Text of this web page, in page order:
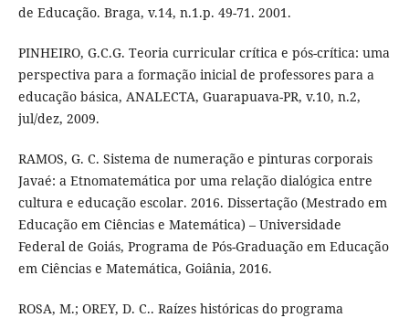
de Educação. Braga, v.14, n.1.p. 49-71. 2001.
PINHEIRO, G.C.G. Teoria curricular crítica e pós-crítica: uma
perspectiva para a formação inicial de professores para a
educação básica, ANALECTA, Guarapuava-PR, v.10, n.2,
jul/dez, 2009.
RAMOS, G. C. Sistema de numeração e pinturas corporais
Javaé: a Etnomatemática por uma relação dialógica entre
cultura e educação escolar. 2016. Dissertação (Mestrado em
Educação em Ciências e Matemática) – Universidade
Federal de Goiás, Programa de Pós-Graduação em Educação
em Ciências e Matemática, Goiânia, 2016.
ROSA, M.; OREY, D. C.. Raízes históricas do programa